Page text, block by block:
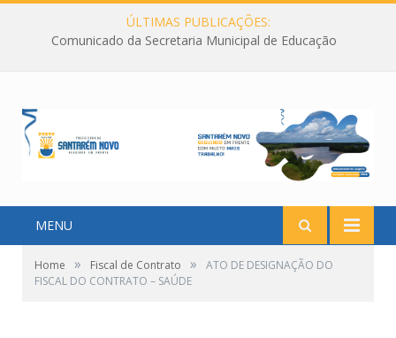
ÚLTIMAS PUBLICAÇÕES:
Comunicado da Secretaria Municipal de Educação
MENU
Home » Fiscal de Contrato »
ATO DE DESIGNAÇÃO DO
FISCAL DO CONTRATO – SAÚDE